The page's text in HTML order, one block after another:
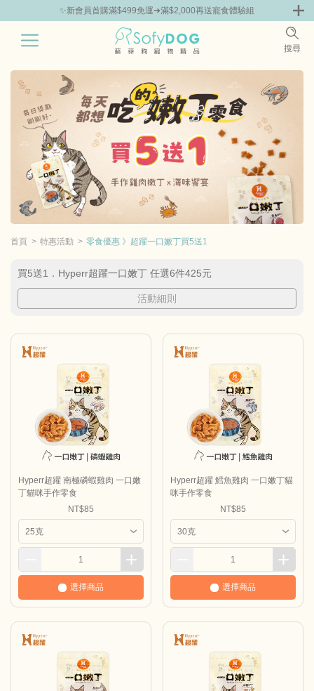
✨新會員首購滿$499免運➜滿$2,000再送寵食體驗組
搜尋
零食專區
首頁 特惠活動 零食優惠 》超躍一口嫩丁買5送1
買5送1．Hyperr超躍一口嫩丁 任選6件425元
活動細則
Hyperr超躍 南極磷蝦雞肉 一口嫩
丁貓咪手作零食
NT$85
選擇商品
Hyperr超躍 鱈魚雞肉 一口嫩丁貓
咪手作零食
NT$85
選擇商品